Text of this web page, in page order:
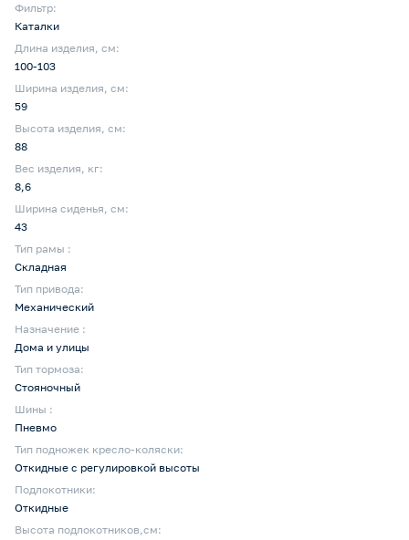
Фильтр:
Каталки
Длина изделия, см:
100-103
Ширина изделия, см:
59
Высота изделия, см:
88
Вес изделия, кг:
8,6
Ширина сиденья, см:
43
Тип рамы :
Складная
Тип привода:
Механический
Назначение :
Дома и улицы
Тип тормоза:
Стояночный
Шины :
Пневмо
Тип подножек кресло-коляски:
Откидные с регулировкой высоты
Подлокотники:
Откидные
Высота подлокотников,см: